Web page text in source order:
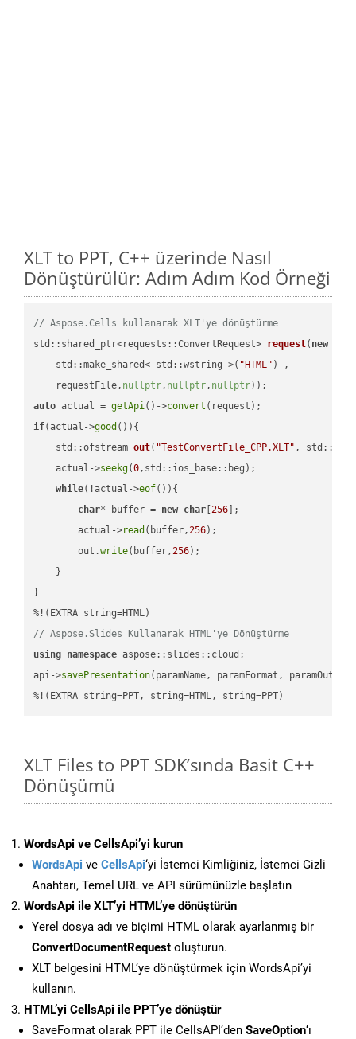
XLT to PPT, C++ üzerinde Nasıl
Dönüştürülür: Adım Adım Kod Örneği
// Aspose.Cells kullanarak XLT'ye dönüştürme
std::shared_ptr<requests::ConvertRequest> request( new
    std::make_shared< std::wstring >(
"HTML" ) ,
    requestFile,
nullptr, nullptr, nullptr))
auto actual = getApi()->convert
if(actual->good ()){
std::ofstream out( "TestConvertFile_CPP.XLT" ,
    actual->
seekg(0,std::ios_base::beg);
while(!actual->eof()){
char* buffer = new char [256 ];
        actual->
read (buffer,256);
        out.
write(buffer,256);
    }
}
// Aspose.Slides Kullanarak HTML'ye Dönüştürme
using namespace aspose::slides::cloud;
api->savePresentation(paramName, paramFormat,
%!(EXTRA string=PPT, string=HTML, string=PPT)
XLT Files to PPT SDK’sında Basit C++
Dönüşümü
WordsApi ve CellsApi’yi kurun
WordsApi ve CellsApi‘yi İstemci Kimliğiniz, İstemci Gizli
Anahtarı, Temel URL ve API sürümünüzle başlatın
WordsApi ile XLT’yi HTML’ye dönüştürün
Yerel dosya adı ve biçimi HTML olarak ayarlanmış bir
ConvertDocumentRequest oluşturun.
XLT belgesini HTML’ye dönüştürmek için WordsApi’yi
kullanın.
HTML’yi CellsApi ile PPT’ye dönüştür
SaveFormat olarak PPT ile CellsAPI’den SaveOption‘ı